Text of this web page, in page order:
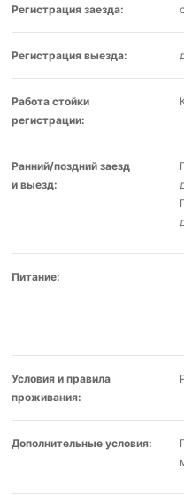
Регистрация заезда:
Регистрация выезда:
Работа стойки
регистрации:
Ранний/поздний заезд
и выезд:
Питание:
Условия и правила
проживания:
Дополнительные условия: